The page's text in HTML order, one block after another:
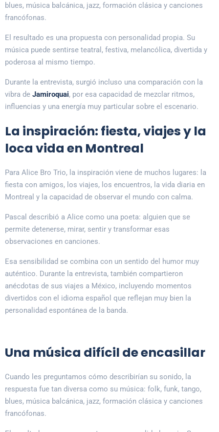
blues, música balcánica, jazz, formación clásica y canciones
francófonas.
El resultado es una propuesta con personalidad propia. Su
música puede sentirse teatral, festiva, melancólica, divertida y
poderosa al mismo tiempo.
Durante la entrevista, surgió incluso una comparación con la
vibra de Jamiroquai, por esa capacidad de mezclar ritmos,
influencias y una energía muy particular sobre el escenario.
La inspiración: fiesta, viajes y la
loca vida en Montreal
Para Alice Bro Trio, la inspiración viene de muchos lugares: la
fiesta con amigos, los viajes, los encuentros, la vida diaria en
Montreal y la capacidad de observar el mundo con calma.
Pascal describió a Alice como una poeta: alguien que se
permite detenerse, mirar, sentir y transformar esas
observaciones en canciones.
Esa sensibilidad se combina con un sentido del humor muy
auténtico. Durante la entrevista, también compartieron
anécdotas de sus viajes a México, incluyendo momentos
divertidos con el idioma español que reflejan muy bien la
personalidad espontánea de la banda.
Una música difícil de encasillar
Cuando les preguntamos cómo describirían su sonido, la
respuesta fue tan diversa como su música: folk, funk, tango,
blues, música balcánica, jazz, formación clásica y canciones
francófonas.